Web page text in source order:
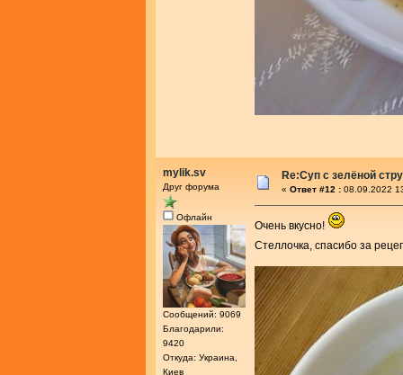
mylik.sv
Друг форума
Офлайн
Сообщений: 9069
Благодарили:
9420
Откуда: Украина,
Киев
Re:Cуп с зелёной
« Ответ #12 : 08.09.2022
Очень вкусно!
Стеллочка, спасибо за